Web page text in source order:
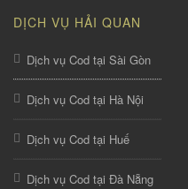
DỊCH VỤ HẢI QUAN
Dịch vụ Cod tại Sài Gòn
Dịch vụ Cod tại Hà Nội
Dịch vụ Cod tại Huế
Dịch vụ Cod tại Đà Nẵng